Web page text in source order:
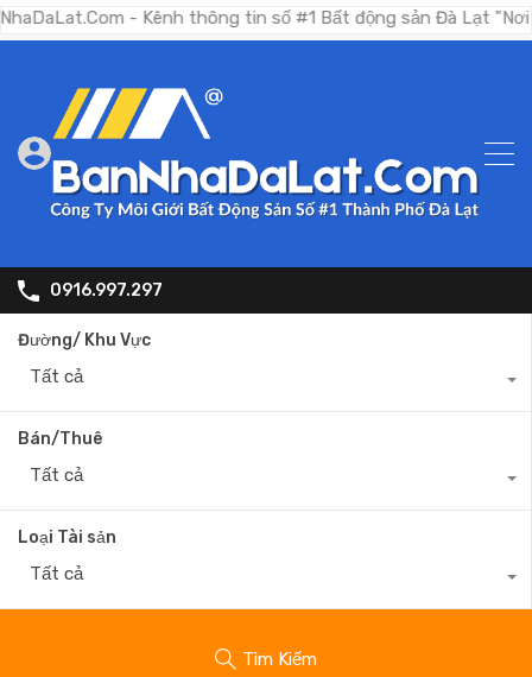
- Kênh thông tin số #1 Bất động sản Đà Lạt "Nơi bạn
0916.997.297
Đường/ Khu Vực
Tất cả
Bán/Thuê
Tất cả
Loại Tài sản
Tất cả
Tìm Kiếm